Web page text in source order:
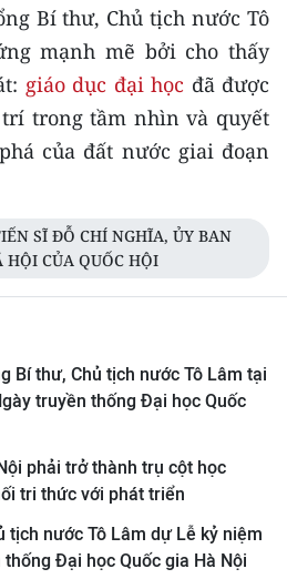
Bí thư, Chủ tịch nước Tô
mạnh mẽ bởi cho thấy
giáo dục đại học đã được
trong tầm nhìn và quyết
của đất nước giai đoạn
SĨ ĐỖ CHÍ NGHĨA, ỦY BAN
CỦA QUỐC HỘI
Bí thư, Chủ tịch nước Tô Lâm tại
truyền thống Đại học Quốc
phải trở thành trụ cột học
tri thức với phát triển
tịch nước Tô Lâm dự Lễ kỷ niệm
Đại học Quốc gia Hà Nội